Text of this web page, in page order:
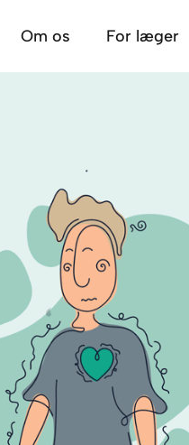
Om os For læger